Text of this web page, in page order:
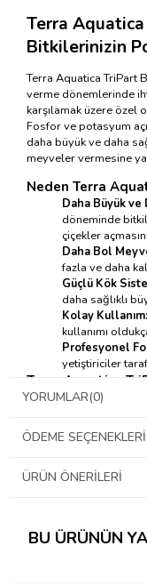
Terra
Bitkilerinizin
Terra Aquatica TriPart
verme dönemlerinde
karşılamak üzere özel
Fosfor ve potasyum
daha büyük ve daha
meyveler vermesine
Neden Terra
Daha Büyük
döneminde
çiçekler
Daha Bol
fazla ve daha
Güçlü Kök
daha sağlıklı
Kolay Kullanım:
kullanımı
Profesyonel
yetiştiriciler
Terra Aquatica
Terra Aquatica
kullanımını düzenler
Terra Aquatica
YORUMLAR(0)
ÖDEME SEÇENEKLERI
ÜRÜN ÖNERILERI
BU ÜRÜNÜN